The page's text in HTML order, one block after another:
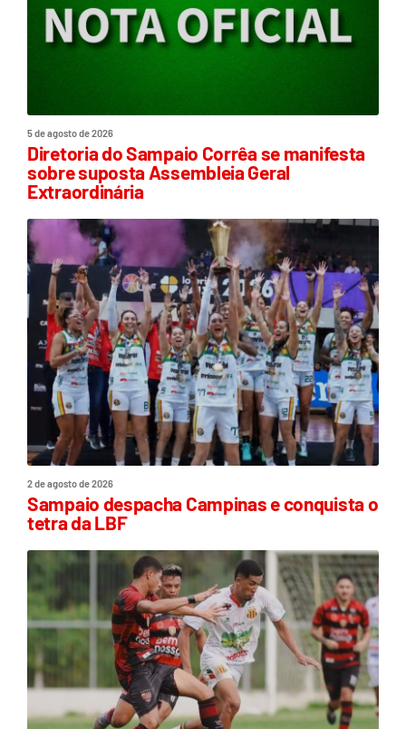
5 de agosto de 2026
Diretoria do Sampaio Corrêa se manifesta
sobre suposta Assembleia Geral
Extraordinária
2 de agosto de 2026
Sampaio despacha Campinas e conquista o
tetra da LBF